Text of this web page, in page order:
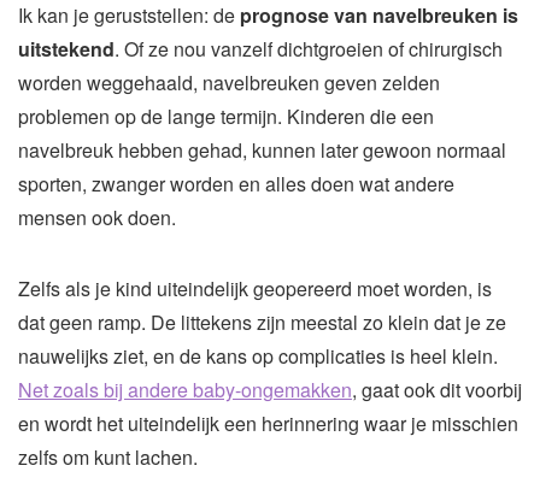
Ik kan je geruststellen: de prognose van navelbreuken is
uitstekend. Of ze nou vanzelf dichtgroeien of chirurgisch
worden weggehaald, navelbreuken geven zelden
problemen op de lange termijn. Kinderen die een
navelbreuk hebben gehad, kunnen later gewoon normaal
sporten, zwanger worden en alles doen wat andere
mensen ook doen.
Zelfs als je kind uiteindelijk geopereerd moet worden, is
dat geen ramp. De littekens zijn meestal zo klein dat je ze
nauwelijks ziet, en de kans op complicaties is heel klein.
Net zoals bij andere baby-ongemakken, gaat ook dit voorbij
en wordt het uiteindelijk een herinnering waar je misschien
zelfs om kunt lachen.